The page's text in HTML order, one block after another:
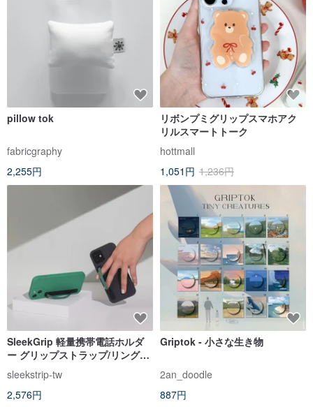
pillow tok
fabricgraphy
2,255円
リボンプミグリップスマホアク
リルスマートトーク
hottmall
1,051円 1,236円
SleekGrip 軽量携帯電話ホルダ
ー グリップストラップ/リング
（グリップストラップ交換可
能） ミスティナイトグリーン×ブ
ラック
sleekstrip-tw
2,576円
Griptok - 小さな生き物
2an_doodle
887円